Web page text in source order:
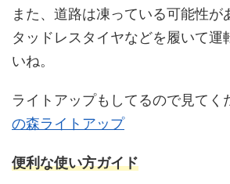
また、道路は凍っている可能性が
タッドレスタイヤなどを履いて運
いね。
ライトアップもしてるので見て
の森ライトアップ
便利な使い方ガイド